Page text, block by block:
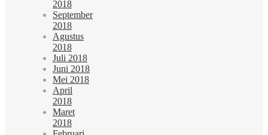
2018
September
2018
Agustus
2018
Juli 2018
Juni 2018
Mei 2018
April
2018
Maret
2018